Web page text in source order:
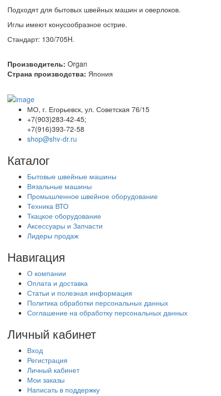
Подходят для бытовых швейных машин и оверлоков.
Иглы имеют конусообразное острие.
Стандарт: 130/705H.
Производитель: Organ
Страна производства: Япония
МО, г. Егорьевск, ул. Советская 76/15
+7(903)283-42-45;
+7(916)393-72-58
shop@shv-dr.ru
Каталог
Бытовые швейные машины
Вязальные машины
Промышленное швейное оборудование
Техника ВТО
Ткацкое оборудование
Аксессуары и Запчасти
Лидеры продаж
Навигация
О компании
Оплата и доставка
Статьи и полезная информация
Политика обработки персональных данных
Соглашение на обработку персональных данных
Личный кабинет
Вход
Регистрация
Личный кабинет
Мои заказы
Написать в поддержку